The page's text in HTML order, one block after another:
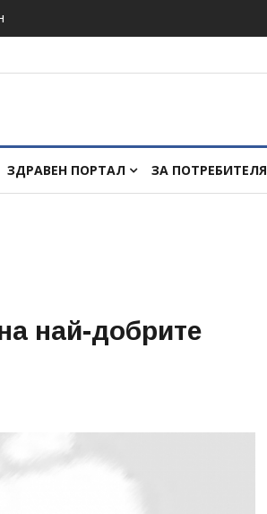
ЗДРАВЕН ПОРТАЛ ЗА ПОТРЕБИТЕЛЯ
най-добрите